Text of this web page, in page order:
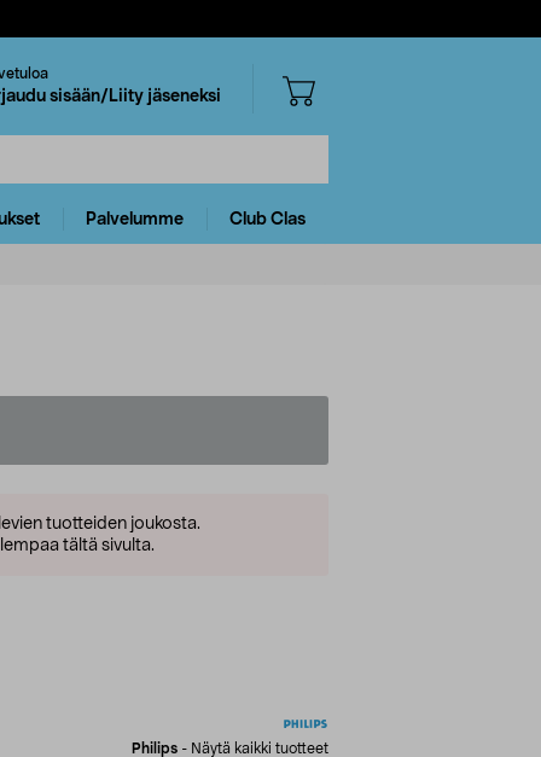
sisään/Liity jäseneksi
Palvelumme Club Clas
tuotteiden joukosta.
tältä sivulta.
Philips - Näytä kaikki tuotteet